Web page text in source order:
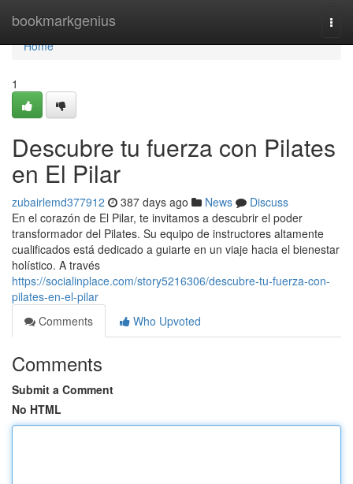
bookmarkgenius
Home
Home
1
Descubre tu fuerza con Pilates
en El Pilar
zubairlemd377912 387 days ago News
Discuss
En el corazón de El Pilar, te invitamos a descubrir el poder
transformador del Pilates. Su equipo de instructores altamente
cualificados está dedicado a guiarte en un viaje hacia el bienestar
holístico. A través
https://socialinplace.com/story5216306/descubre-tu-fuerza-con-
pilates-en-el-pilar
Comments
Who Upvoted
Comments
Submit a Comment
No HTML